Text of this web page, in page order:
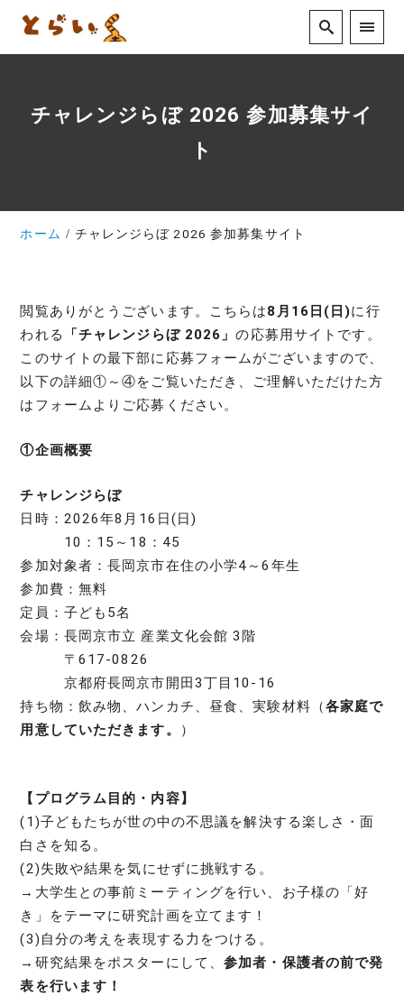
チャレンジらぼ 2026 参加募集サイ
ト
ホーム チャレンジらぼ 2026 参加募集サイト
閲覧ありがとうございます。こちらは8月16日(日)に行
われる
「チャレンジらぼ 2026」の応募用サイトです。
このサイトの最下部に応募フォームがございますので、
以下の詳細①～④をご覧いただき、ご理解いただけた方
はフォームよりご応募ください。
①企画概要
チャレンジらぼ
日時：2026年8月16日(日)
10：15～18：45
参加対象者：長岡京市在住の小学4～6年生
参加費：無料
定員：子ども5名
会場：長岡京市立 産業文化会館 3階
〒617-0826
京都府長岡京市開田3丁目10-16
持ち物：飲み物、ハンカチ、昼食、実験材料（各家庭で
用意していただきます。
）
【プログラム目的・内容】
(1)子どもたちが世の中の不思議を解決する楽しさ・面
白さを知る。
(2)失敗や結果を気にせずに挑戦する。
→大学生との事前ミーティングを行い、お子様の「好
き」をテーマに研究計画を立てます！
(3)自分の考えを表現する力をつける。
→研究結果をポスターにして、参加者・保護者の前で発
表を行います！